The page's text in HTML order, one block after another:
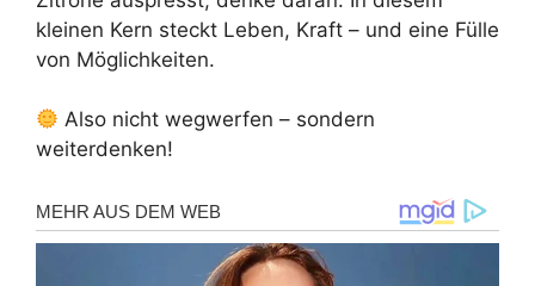
kleinen Kern steckt Leben, Kraft – und eine Fülle
von Möglichkeiten.
Also nicht wegwerfen – sondern
weiterdenken!